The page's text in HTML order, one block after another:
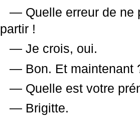
— Quelle erreur de ne
partir !
— Je crois, oui.
— Bon. Et maintenant
— Quelle est votre
— Brigitte.